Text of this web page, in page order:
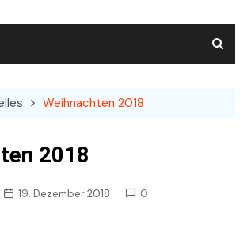
Weihnachten 2018
2018
19. Dezember 2018
0